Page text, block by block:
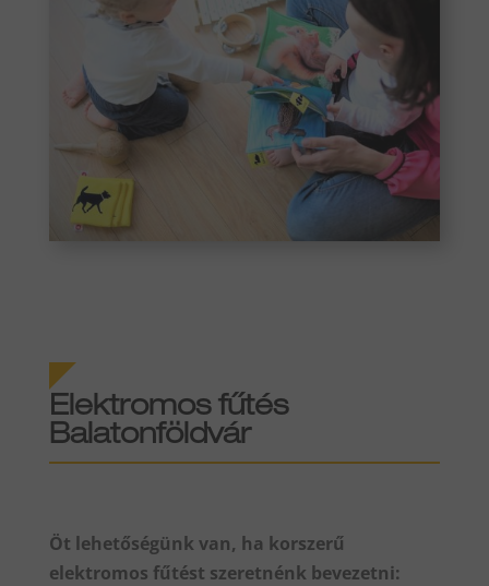
Elektromos fűtés
Balatonföldvár
Öt lehetőségünk van, ha korszerű
elektromos fűtést szeretnénk bevezetni: